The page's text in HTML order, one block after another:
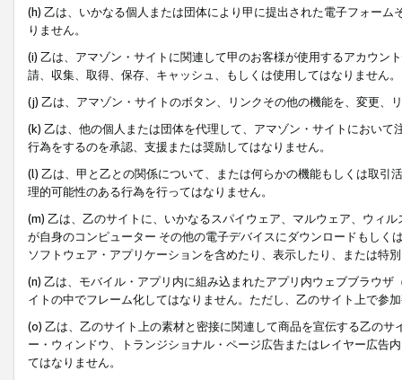
(h) 乙は、いかなる個人または団体により甲に提出された電子フォー
りません。
(i) 乙は、アマゾン・サイトに関連して甲のお客様が使用するアカウン
請、収集、取得、保存、キャッシュ、もしくは使用してはなりません。
(j) 乙は、アマゾン・サイトのボタン、リンクその他の機能を、変更、
(k) 乙は、他の個人または団体を代理して、アマゾン・サイトにおい
行為をするのを承認、支援または奨励してはなりません。
(l) 乙は、甲と乙との関係について、または何らかの機能もしくは取
理的可能性のある行為を行ってはなりません。
(m) 乙は、乙のサイトに、いかなるスパイウェア、マルウェア、ウィ
が自身のコンピューター その他の電子デバイスにダウンロードもし
ソフトウェア・アプリケーションを含めたり、表示したり、または特
(n) 乙は、モバイル・アプリ内に組み込まれたアプリ内ウェブブラウ
イトの中でフレーム化してはなりません。ただし、乙のサイト上で参
(o) 乙は、乙のサイト上の素材と密接に関連して商品を宣伝する乙の
ー・ウィンドウ、トランジショナル・ページ広告またはレイヤー広告
てはなりません。